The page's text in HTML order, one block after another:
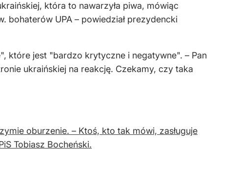
która to nawarzyła piwa, mówiąc
bohaterów UPA – powiedział prezydencki
które jest "bardzo krytyczne i negatywne". – Pan
ukraińskiej na reakcję. Czekamy, czy taka
oburzenie. – Ktoś, kto tak mówi, zasługuje
Tobiasz Bocheński.